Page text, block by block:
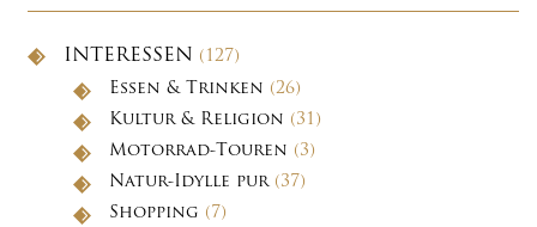
INTERESSEN (127)
Essen & Trinken (26)
Kultur & Religion (31)
Motorrad-Touren (3)
Natur-Idylle pur(37)
Shopping (7)